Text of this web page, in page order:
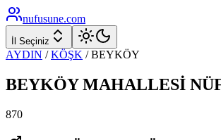
nufusune.com
İl Seçiniz
AYDIN / KÖŞK /BEYKÖY
BEYKÖYMAHALLESİ
870